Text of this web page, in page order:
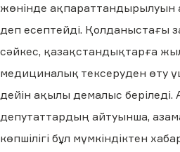
жөнінде ақпараттандырылуын
деп есептейді. Қолданыстағы
сәйкес, қазақстандықтарға
медициналық тексеруден өту
дейін ақылы демалыс беріледі.
депутаттардың айтуынша,
көпшілігі бұл мүмкіндіктен